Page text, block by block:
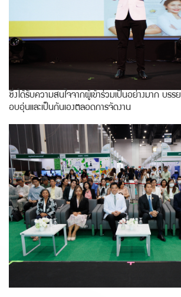
ซึ่งได้รับความสนใจจากผู้เข้าร่วมเป็นอย่างมาก บรร
อบอุ่นและเป็นกันเองตลอดการจัดงาน